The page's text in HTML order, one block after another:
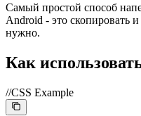
Самый простой способ
Android - это скопировать и
нужно.
Как
//CSS Example